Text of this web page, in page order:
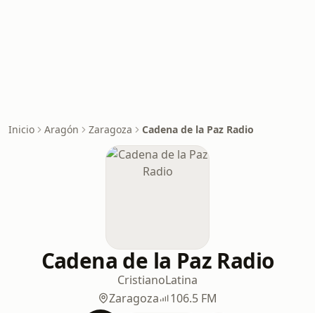
Inicio Aragón Zaragoza Cadena de la Paz Radio
Cadena de la Paz Radio
CristianoLatina
Zaragoza
106.5 FM